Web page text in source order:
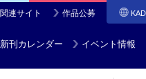
関連サイト 作品公募
新刊カレンダー イベント情報